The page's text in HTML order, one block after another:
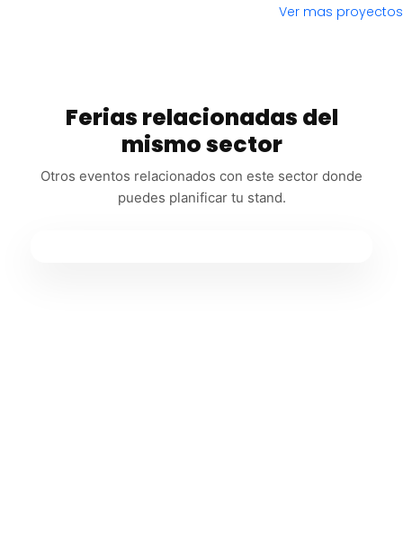
Ver mas proyectos
Ferias relacionadas del
mismo sector
Otros eventos relacionados con este sector donde
puedes planificar tu stand.